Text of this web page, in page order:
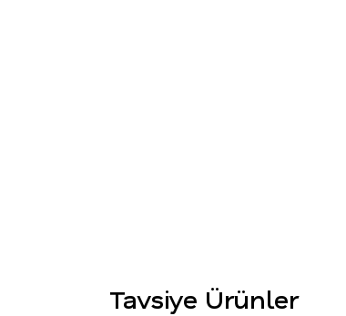
Tavsiye Ürünler